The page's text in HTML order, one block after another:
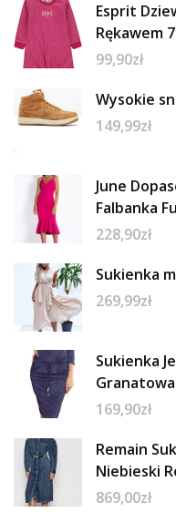
Esprit
Rękawem
99,90zł
Wysokie
149,99zł
June
Falbanka
228,90zł
Sukienka
269,99zł
Sukienka
Granatowa
169,90zł
Remain
Niebieski
869,00zł